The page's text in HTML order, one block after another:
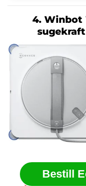
4. Winbot
Bestill